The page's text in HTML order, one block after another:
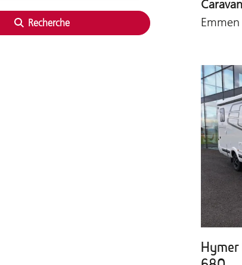
Recherche
Emmen